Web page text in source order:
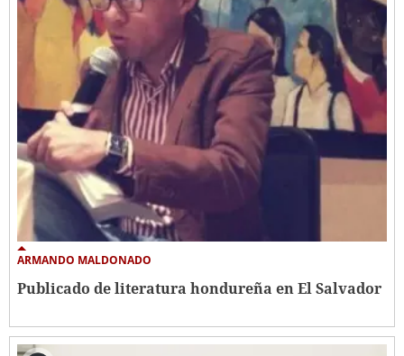
ARMANDO MALDONADO
Publicado de literatura hondureña en El Salvador